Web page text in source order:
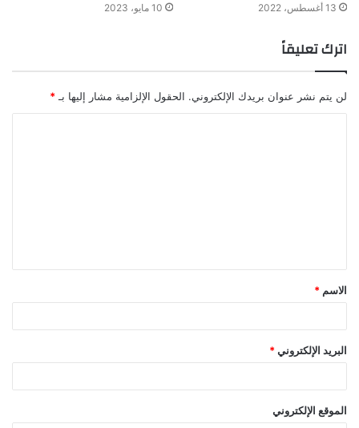
13 أغسطس، 2022 10 مايو، 2023
اترك تعليقاً
لن يتم نشر عنوان بريدك الإلكتروني. الحقول الإلزامية مشار إليها بـ *
الاسم *
البريد الإلكتروني *
الموقع الإلكتروني